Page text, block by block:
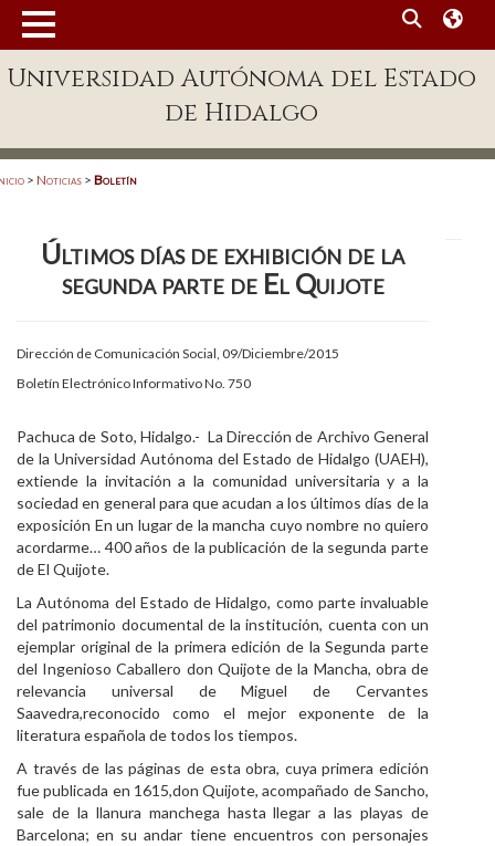
Enlaces
Patronato
Publicaciones en línea
Acreditación Internacional
Alumnado
Aspirantes
Personal
Alumni
Visitantes
Universidad Autónoma del Estado
de Hidalgo
> Noticias > Boletín
Últimos días de exhibición de la
segunda parte de El Quijote
Dirección de Comunicación Social, 09/Diciembre/2015
Boletín Electrónico Informativo No. 750
Pachuca de Soto, Hidalgo.- La Dirección de Archivo General
de la Universidad Autónoma del Estado de Hidalgo (UAEH),
extiende la invitación a la comunidad universitaria y a la
sociedad en general para que acudan a los últimos días de la
exposición En un lugar de la mancha cuyo nombre no quiero
acordarme… 400 años de la publicación de la segunda parte
de El Quijote.
La Autónoma del Estado de Hidalgo, como parte invaluable
del patrimonio documental de la institución, cuenta con un
ejemplar original de la primera edición de laSegunda parte
del Ingenioso Caballero don Quijote de la Mancha, obra de
relevancia universal de Miguel de Cervantes
Saavedra,reconocido como el mejor exponente de la
literatura española de todos los tiempos.
A través de las páginas de esta obra, cuya primera edición
fue publicada en 1615,don Quijote, acompañado de Sancho,
sale de la llanura manchega hasta llegar a las playas de
Barcelona; en su andar tiene encuentros con personajes